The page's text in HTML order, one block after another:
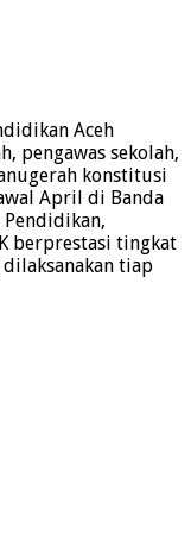
Aceh
pengawas sekolah,
konstitusi
April di Banda
Pendidikan,
berprestasi tingkat
tiap